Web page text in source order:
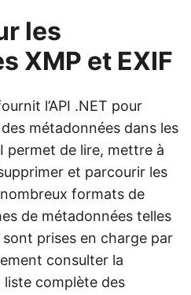
les
XMP et EXIF
l’API .NET pour
métadonnées dans les
permet de lire, mettre à
et parcourir les
formats de
de métadonnées telles
sont prises en charge par
consulter la
complète des